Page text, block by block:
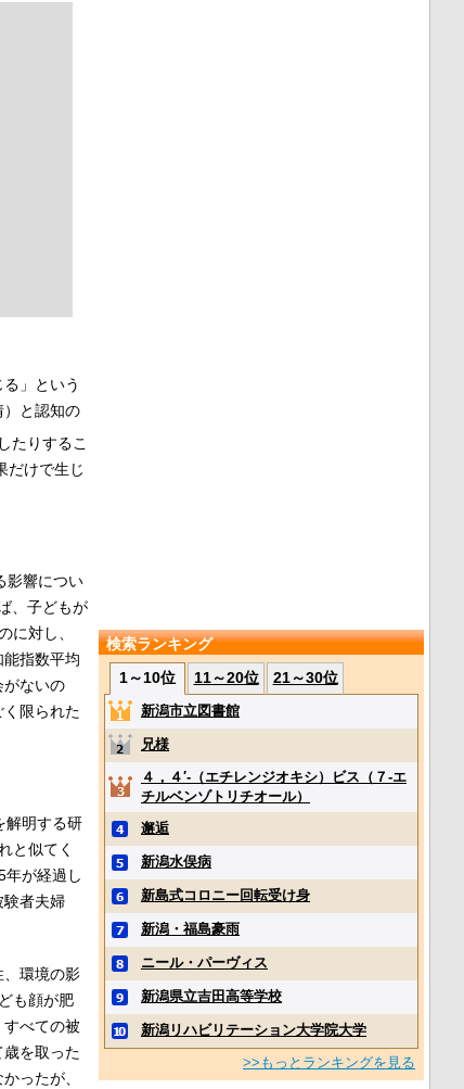
」という
と認知の
たりするこ
だけで生じ
影響につい
、子どもが
に対し、
指数平均
がないの
限られた
解明する研
と似てく
年が経過し
験者夫婦
環境の影
も顔が肥
べての被
を取った
ったが、
検索ランキング
1～10位
11～20位 21～30位
新潟市立図書館
兄様
４，４′‐（エチレンジオキシ）ビス（７‐エ
チルベンゾトリチオール）
邂逅
新潟水俣病
新島式コロニー回転受け身
新潟・福島豪雨
ニール・パーヴィス
新潟県立吉田高等学校
新潟リハビリテーション大学院大学
>>もっとランキングを見る